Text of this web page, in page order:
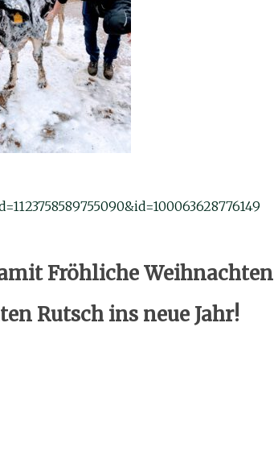
Fröhliche Weihnachten
Rutsch ins neue Jahr!